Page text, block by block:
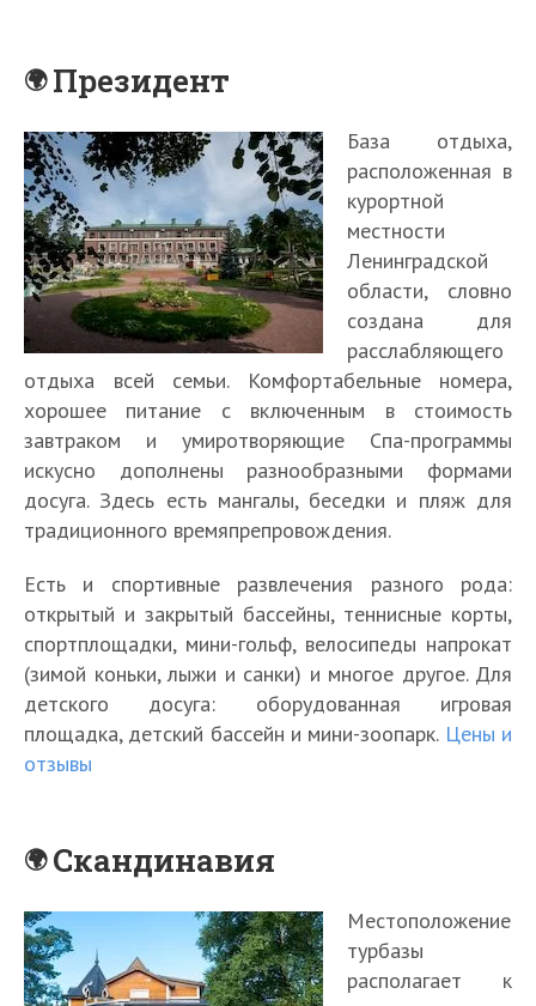
Президент
База отдыха,
расположенная в
курортной
местности
Ленинградской
области, словно
создана для
расслабляющего
отдыха всей семьи. Комфортабельные номера,
хорошее питание с включенным в стоимость
завтраком и умиротворяющие Спа-программы
искусно дополнены разнообразными формами
досуга. Здесь есть мангалы, беседки и пляж для
традиционного времяпрепровождения.
Есть и спортивные развлечения разного рода:
открытый и закрытый бассейны, теннисные корты,
спортплощадки, мини-гольф, велосипеды напрокат
(зимой коньки, лыжи и санки) и многое другое. Для
детского досуга: оборудованная игровая
площадка, детский бассейн и мини-зоопарк. Цены и
отзывы
Скандинавия
Местоположение
турбазы
располагает к